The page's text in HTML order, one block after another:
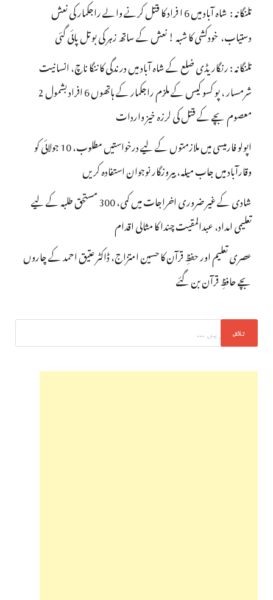
تلنگانہ : شاہ آباد میں 6 ا فراد کا قتل کرنے والے راجکمار کی نعش
دستیاب، خودکشی کا شبہ ! نعش کے ساتھ زہر کی بوتل پائی گئی
تلنگانہ : رنگاریڈی ضلع کے شاہ آباد میں درندگی کا ننگا ناچ، انسانیت
شرمسار ، پو کسو کیس کے ملزم راجکمار کے ہاتھوں 6 افراد بشمول 2
معصوم بچے کے قتل کی لرزہ خیز واردات
اپولو فارمیسی میں ملازمتوں کے لیے درخواستیں مطلوب، 10 جولائی کو
وقارآباد میں جاب میلہ، بیروزگار نوجوان استفادہ کریں
شادی کے غیر ضروری اخراجات میں کمی، 300 مستحق طلبہ کے لیے
تعلیمی امداد، عبدالمقیت چندا کا مثالی اقدام
عصری تعلیم اور حفظِ قرآن کا حسین امتزاج، ڈاکٹر عتیق احمد کے چاروں
بچے حافظِ قرآن بن گئے